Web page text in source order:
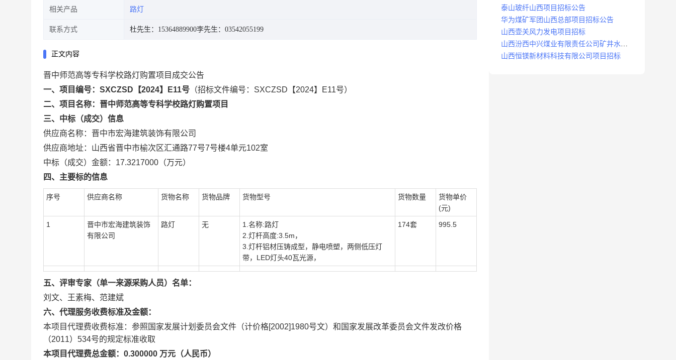
相关产品 路灯
联系方式 杜先生：15364889900李先生：03542055199
正文内容
晋中师范高等专科学校路灯购置项目成交公告
一、项目编号：SXCZSD【2024】E11号 （招标文件编号：SXCZSD【2024】E11号）
二、项目名称：晋中师范高等专科学校路灯购置项目
三、中标（成交）信息
供应商名称：晋中市宏海建筑装饰有限公司
供应商地址：山西省晋中市榆次区汇通路77号7号楼4单元102室
中标（成交）金额：17.3217000（万元）
四、主要标的信息
序号 供应商名称 货物名称 货物品牌 货物型号 货物数量
货物单价
(元)
1
晋中市宏海建筑装饰
有限公司
路灯 无
1.名称:路灯
2.灯杆高度:3.5m，
3.灯杆铝材压铸成型，静电喷塑，两侧低压灯
带，LED灯头40瓦光源，
174套 995.5
五、评审专家（单一来源采购人员）名单：
刘文、王素梅、范建斌
六、代理服务收费标准及金额：
本项目代理费收费标准：参照国家发展计划委员会文件（计价格[2002]1980号文）和国家发展改革委员会文件发改价格
（2011）534号的规定标准收取
本项目代理费总金额：0.300000 万元（人民币）
泰山玻纤山西项目招标公告
华为煤矿军团山西总部项目招标公告
山西壶关风力发电项目招标
山西汾西中兴煤业有限责任公司矿井水处
理站升级改造项目招标
山西恒镁新材料科技有限公司项目招标